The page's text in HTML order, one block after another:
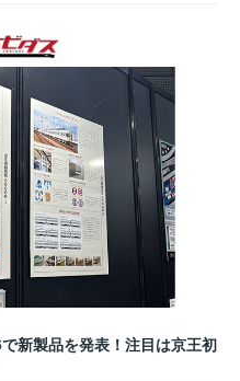
新製品を発表！注目は京王初